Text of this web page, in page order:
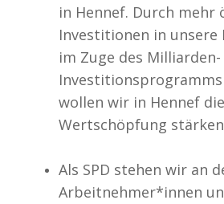
in Hennef. Durch mehr
Investitionen in
im Zuge des Milliarden-
Investitionsprogramms
wollen wir in Hennef
Wertschöpfung
Als SPD stehen wir an
Arbeitnehmer*innen